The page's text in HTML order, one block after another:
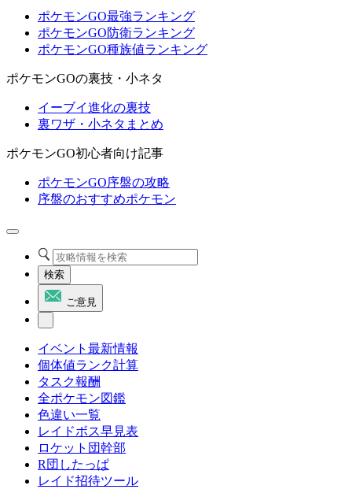
ポケモンGO最強ランキング
ポケモンGO防衛ランキング
ポケモンGO種族値ランキング
ポケモンGOの裏技・小ネタ
イーブイ進化の裏技
裏ワザ・小ネタまとめ
ポケモンGO初心者向け記事
ポケモンGO序盤の攻略
序盤のおすすめポケモン
検索
ご意見
イベント最新情報
個体値ランク計算
タスク報酬
全ポケモン図鑑
色違い一覧
レイドボス早見表
ロケット団幹部
R団したっぱ
レイド招待ツール